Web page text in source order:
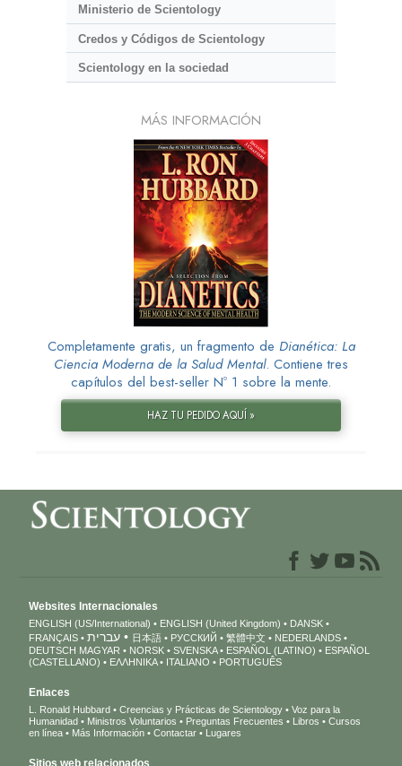
Ministerio de Scientology
Credos y Códigos de Scientology
Scientology en la sociedad
MÁS INFORMACIÓN
Completamente gratis, un fragmento de Dianética: La
Ciencia Moderna de la Salud Mental. Contiene tres
capítulos del best-seller Nº 1 sobre la mente.
HAZ TU PEDIDO AQUÍ »
Websites Internacionales
ENGLISH (US/International) ENGLISH (United Kingdom)
DANSK
FRANÇAIS
עברית 日本語 РУССКИЙ 繁體中文
NEDERLANDS
DEUTSCH MAGYAR NORSK SVENSKA ESPAÑOL (LATINO)
ESPAÑOL
(CASTELLANO)
ΕΛΛΗΝΙΚA ITALIANO PORTUGUÊS
Enlaces
L. Ronald Hubbard Creencias y Prácticas de Scientology
Voz para la
Humanidad
Ministros Voluntarios Preguntas Frecuentes Libros
Cursos
en línea
Más Información Contactar Lugares
Sitios web relacionados